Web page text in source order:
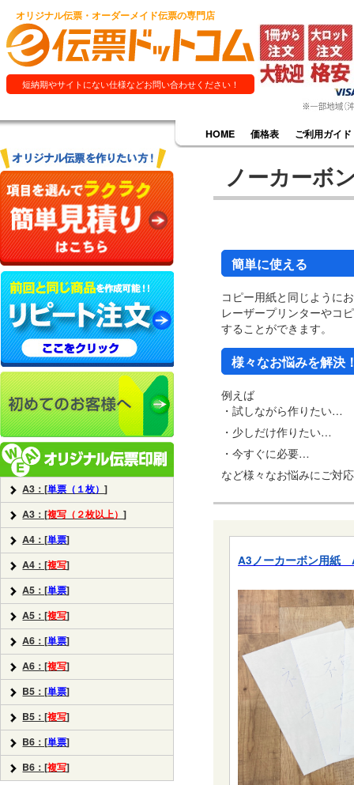
オリジナル伝票・オーダーメイド伝票の専門店
短納期やサイトにない仕様などお問い合わせください！
HOME 価格表 ご利用ガイド
ノーカーボ
簡単に使える
コピー用紙と同じように
レーザープリンターやコ
することができます。
様々なお悩みを解決
例えば
・試しながら作りたい…
・少しだけ作りたい…
・今すぐに必要…
など様々なお悩みにご対
A3ノーカーボン用紙
A3：[単票（１枚）]
A3：[複写（２枚以上）]
A4：[単票]
A4：[複写]
A5：[単票]
A5：[複写]
A6：[単票]
A6：[複写]
B5：[単票]
B5：[複写]
B6：[単票]
B6：[複写]